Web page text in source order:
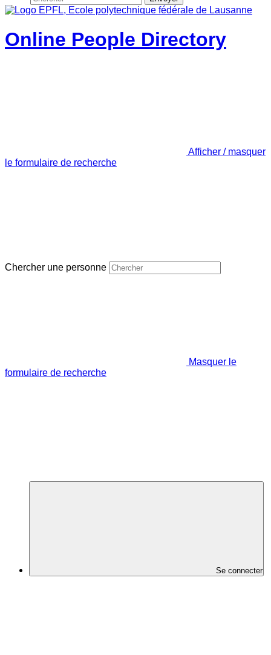
Online People Directory
Afficher / masquer
le formulaire de recherche
Chercher une personne
Masquer le
formulaire de recherche
Se connecter